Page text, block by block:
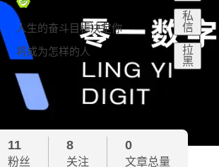
人生的奋斗目标决定你
将成为怎样的人
私
信
拉
黑
11
粉丝
8
关注
0
文章总量